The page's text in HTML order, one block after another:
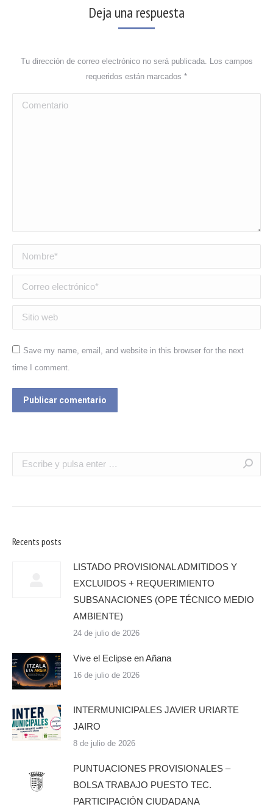
Deja una respuesta
Tu dirección de correo electrónico no será publicada. Los campos
requeridos están marcados *
Comentario
Nombre *
Correo electrónico *
Sitio web
Save my name, email, and website in this browser for the next
time I comment.
Publicar comentario
Recents posts
LISTADO PROVISIONAL ADMITIDOS Y
EXCLUIDOS + REQUERIMIENTO
SUBSANACIONES (OPE TÉCNICO MEDIO
AMBIENTE)
24 de julio de 2026
Vive el Eclipse en Añana
16 de julio de 2026
INTERMUNICIPALES JAVIER URIARTE
JAIRO
8 de julio de 2026
PUNTUACIONES PROVISIONALES –
BOLSA TRABAJO PUESTO TEC.
PARTICIPACIÓN CIUDADANA